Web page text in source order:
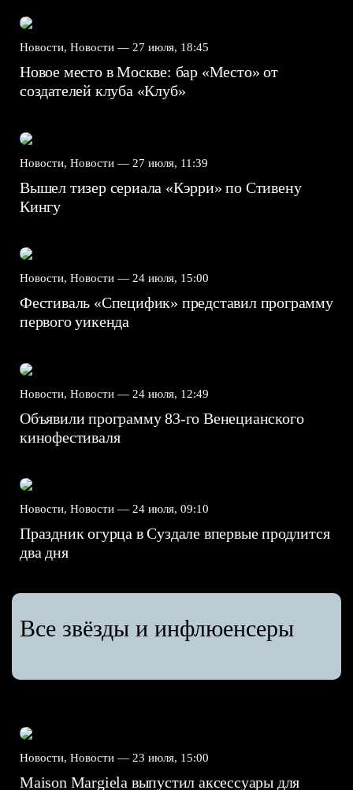
Новости, Новости — 27 июля, 18:45
Новое место в Москве: бар «Место» от
создателей клуба «Клуб»
Новости, Новости — 27 июля, 11:39
Вышел тизер сериала «Кэрри» по Стивену
Кингу
Новости, Новости — 24 июля, 15:00
Фестиваль «Специфик» представил программу
первого уикенда
Новости, Новости — 24 июля, 12:49
Объявили программу 83-го Венецианского
кинофестиваля
Новости, Новости — 24 июля, 09:10
Праздник огурца в Суздале впервые продлится
два дня
Все звёзды и инфлюенсеры
Новости, Новости — 23 июля, 15:00
Maison Margiela выпустил аксессуары для